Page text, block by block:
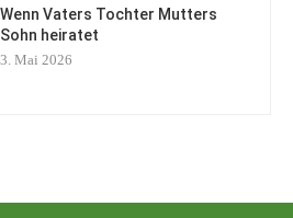
Wenn Vaters Tochter Mutters
Sohn heiratet
3. Mai 2026